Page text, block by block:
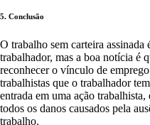
5. Conclusão
O trabalho sem carteira
trabalhador, mas a boa notícia é
reconhecer o vínculo de
trabalhistas que o trabalhador
entrada em uma ação
todos os danos causados pela
trabalho.